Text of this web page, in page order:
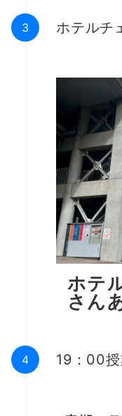
ホテルチ
ホテ
さん
19：00